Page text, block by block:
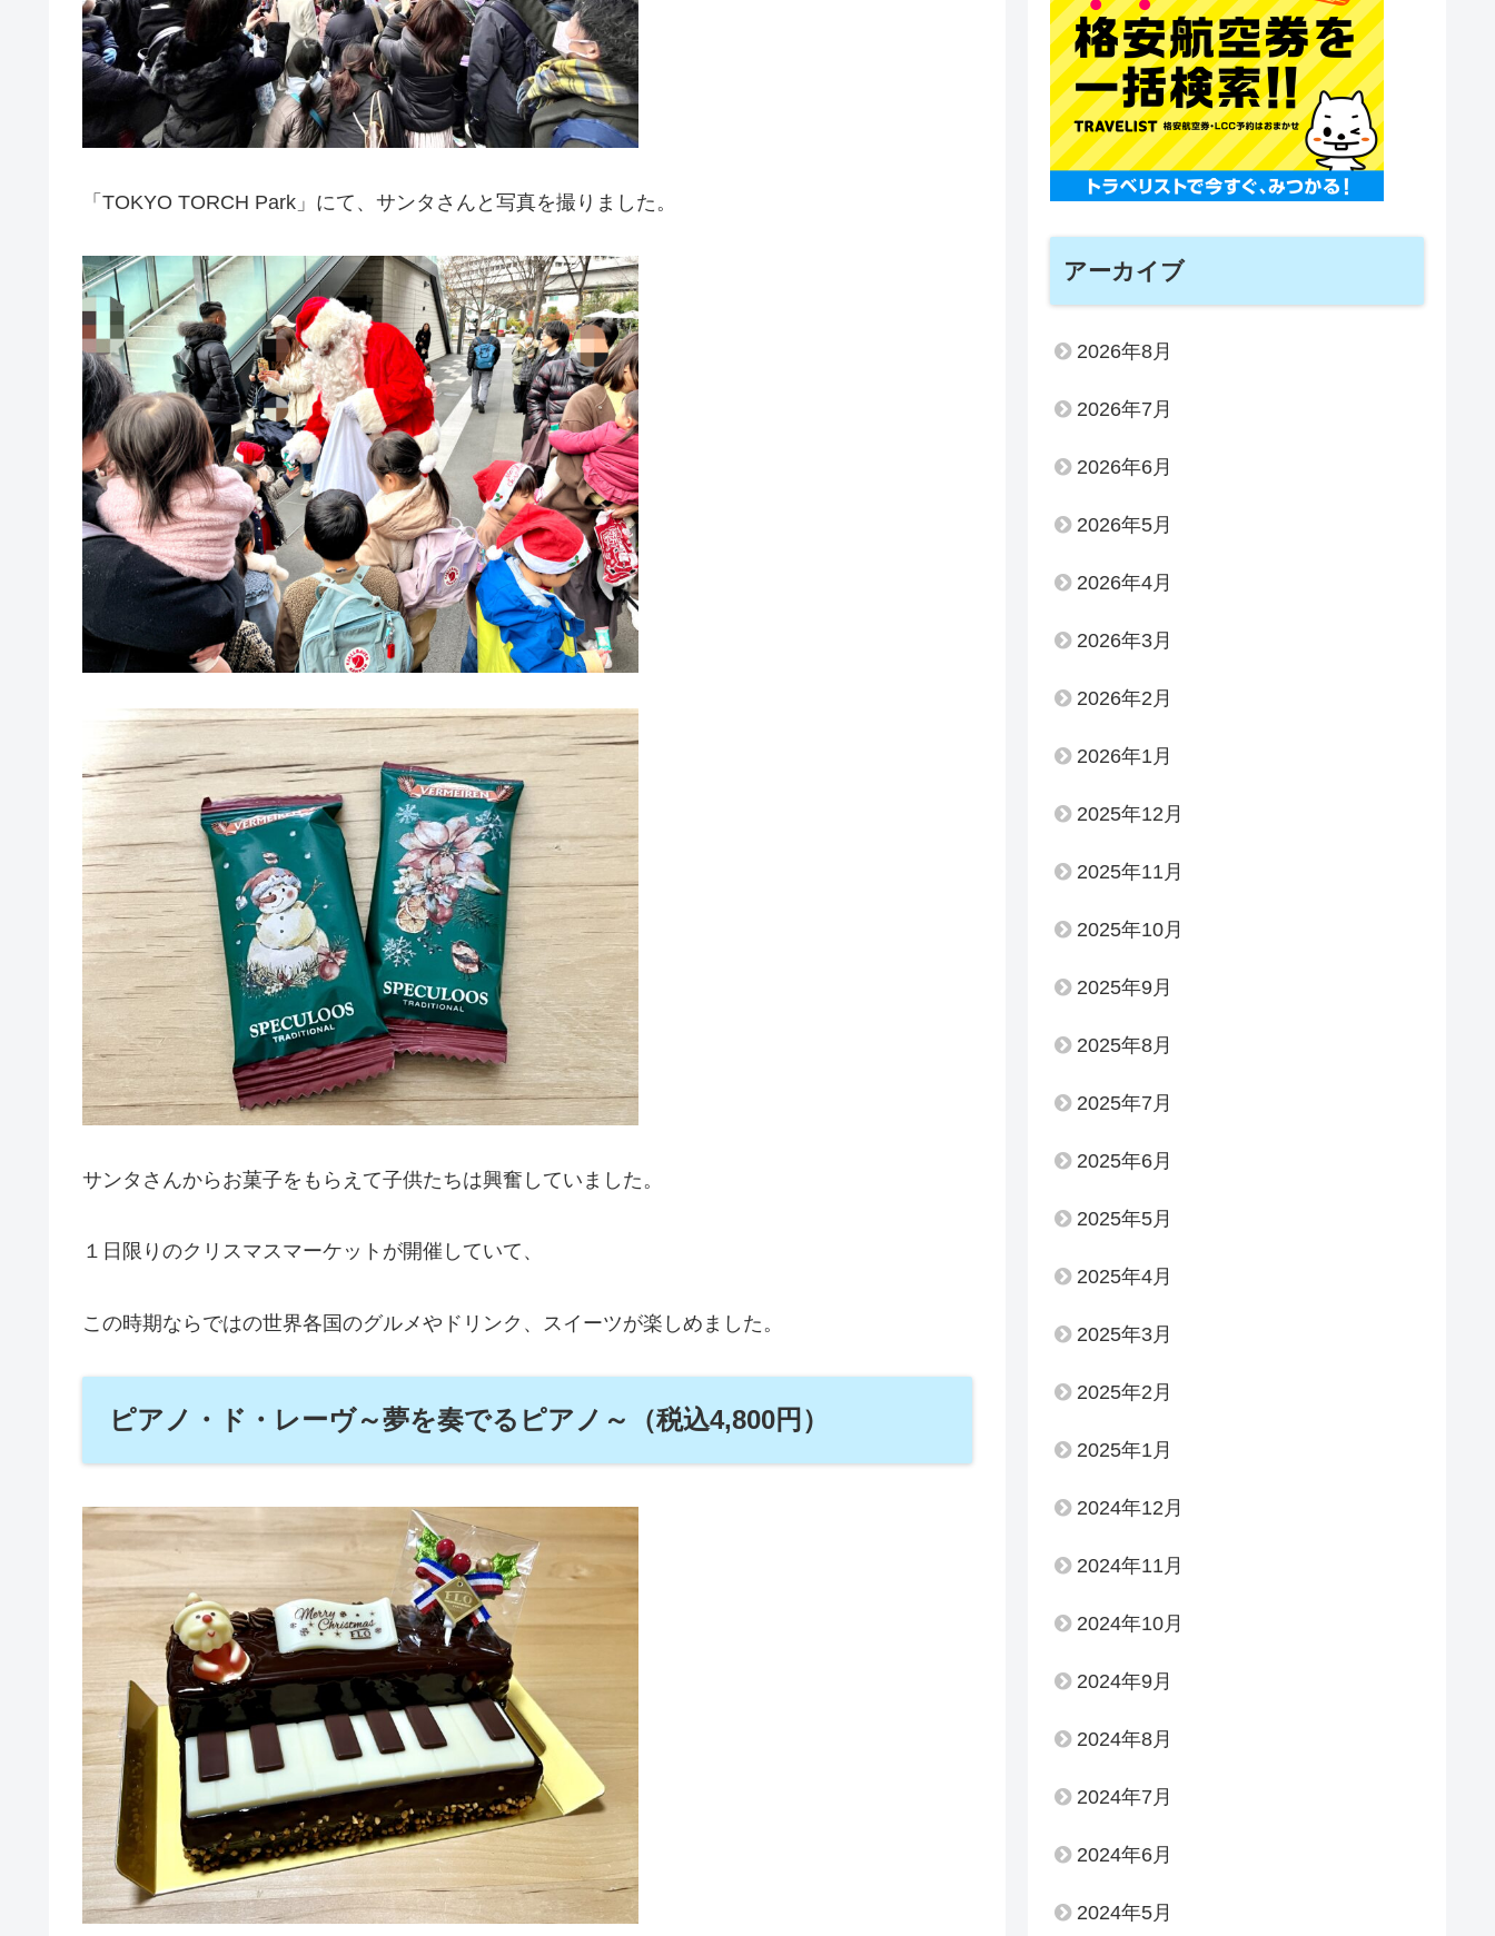
「TOKYO TORCH Park」にて、サンタさんと写真を撮りました。
サンタさんからお菓子をもらえて子供たちは興奮していました。
１日限りのクリスマスマーケットが開催していて、
この時期ならではの世界各国のグルメやドリンク、スイーツが楽しめました。
ピアノ・ド・レーヴ～夢を奏でるピアノ～（税込4,800円）
アーカイブ
2026年8月
2026年7月
2026年6月
2026年5月
2026年4月
2026年3月
2026年2月
2026年1月
2025年12月
2025年11月
2025年10月
2025年9月
2025年8月
2025年7月
2025年6月
2025年5月
2025年4月
2025年3月
2025年2月
2025年1月
2024年12月
2024年11月
2024年10月
2024年9月
2024年8月
2024年7月
2024年6月
2024年5月